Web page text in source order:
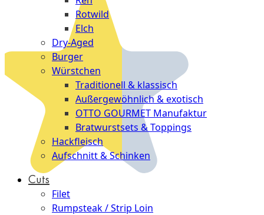
Rotwild
Elch
Dry-Aged
Burger
Würstchen
Traditionell & klassisch
Außergewöhnlich & exotisch
OTTO GOURMET Manufaktur
Bratwurstsets & Toppings
Hackfleisch
Aufschnitt & Schinken
Cuts
Filet
Rumpsteak / Strip Loin